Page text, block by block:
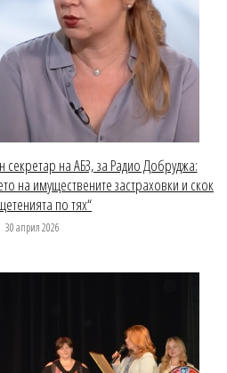
на АБЗ, за Радио Добруджа:
на имуществените застраховки и скок
по тях“
30 април 2026